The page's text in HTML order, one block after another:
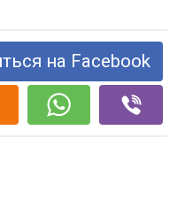
на Facebook